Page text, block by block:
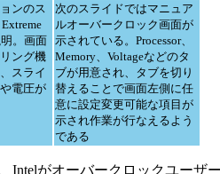
ンのス
。画面
ング機
スライ
電圧が
次のスライドではマニュア
ルオーバークロック画面が
示されている。Processor、
Memory、Voltageなどのタ
ブが用意され、タブを切り
替えることで画面左側に任
意に設定変更可能な項目が
示され作業が行なえるよう
である
がオーバークロックユーザー